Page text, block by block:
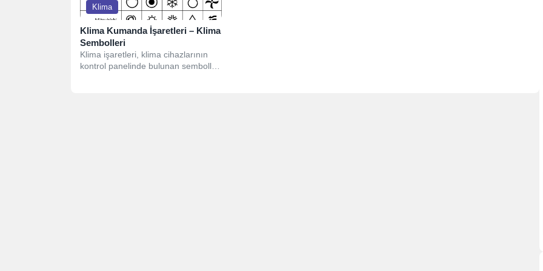
Klima
Klima Kumanda İşaretleri – Klima
Sembolleri
Klima işaretleri, klima cihazlarının
kontrol panelinde bulunan semboller